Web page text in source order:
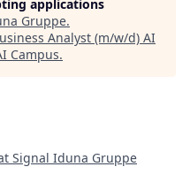
applications
Gruppe.
Analyst (m/w/d) AI
Campus.
Signal Iduna Gruppe